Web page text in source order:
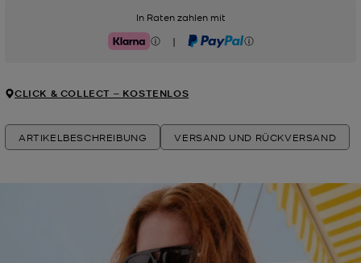
In Raten zahlen mit
Klarna | PayPal
CLICK & COLLECT ‒ KOSTENLOS
ARTIKELBESCHREIBUNG VERSAND UND RÜCKVERSAND